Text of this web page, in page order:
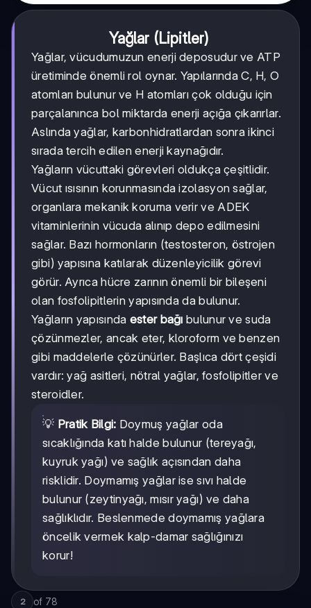
Yağlar (Lipitler)
Yağlar, vücudumuzun enerji deposudur ve ATP
üretiminde önemli rol oynar. Yapılarında C, H, O
atomları bulunur ve H atomları çok olduğu için
parçalanınca bol miktarda enerji açığa çıkarırlar.
Aslında yağlar, karbonhidratlardan sonra ikinci
sırada tercih edilen enerji kaynağıdır.
Yağların vücuttaki görevleri oldukça çeşitlidir.
Vücut ısısının korunmasında izolasyon sağlar,
organlara mekanik koruma verir ve ADEK
vitaminlerinin vücuda alınıp depo edilmesini
sağlar. Bazı hormonların (testosteron, östrojen
gibi) yapısına katılarak düzenleyicilik görevi
görür. Ayrıca hücre zarının önemli bir bileşeni
olan fosfolipitlerin yapısında da bulunur.
Yağların yapısında ester bağı bulunur ve suda
çözünmezler, ancak eter, kloroform ve benzen
gibi maddelerle çözünürler. Başlıca dört çeşidi
vardır: yağ asitleri, nötral yağlar, fosfolipitler ve
steroidler.
💡 Pratik Bilgi: Doymuş yağlar oda
sıcaklığında katı halde bulunur (tereyağı,
kuyruk yağı) ve sağlık açısından daha
risklidir. Doymamış yağlar ise sıvı halde
bulunur (zeytinyağı, mısır yağı) ve daha
sağlıklıdır. Beslenmede doymamış yağlara
öncelik vermek kalp-damar sağlığınızı
korur!
2 of 78